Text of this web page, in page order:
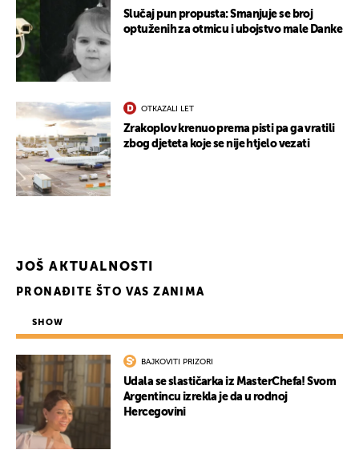
Slučaj pun propusta: Smanjuje se broj
optuženih za otmicu i ubojstvo male Danke
OTKAZALI LET
Zrakoplov krenuo prema pisti pa ga vratili
zbog djeteta koje se nije htjelo vezati
JOŠ AKTUALNOSTI
PRONAĐITE ŠTO VAS ZANIMA
SHOW
BAJKOVITI PRIZORI
Udala se slastičarka iz MasterChefa! Svom
Argentincu izrekla je da u rodnoj
Hercegovini